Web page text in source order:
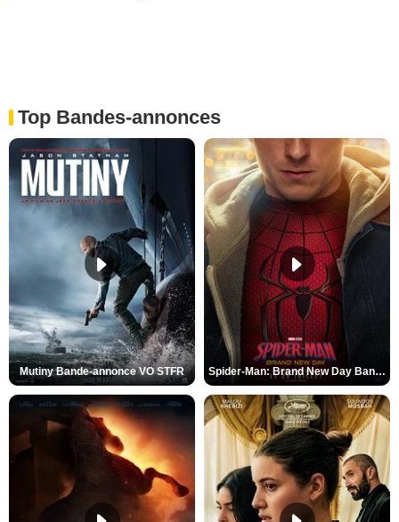
Top Bandes-annonces
Mutiny Bande-annonce VO STFR Spider-Man: Brand New Day Bande-annonce VO STFR